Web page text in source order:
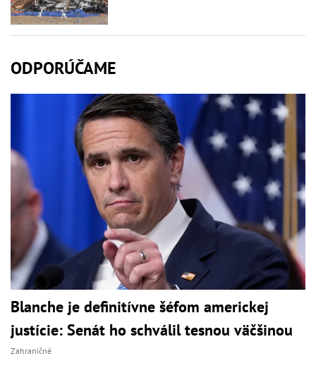
ODPORÚČAME
Blanche je definitívne šéfom americkej
justície: Senát ho schválil tesnou väčšinou
Zahraničné